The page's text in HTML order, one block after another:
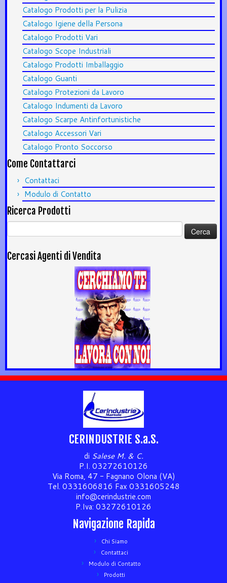
Catalogo Prodotti per la Pulizia
Catalogo Igiene della Persona
Catalogo Prodotti Vari
Catalogo Scope Industriali
Catalogo Prodotti Imballaggio
Catalogo Guanti
Catalogo Protezioni da Lavoro
Catalogo Indumenti da Lavoro
Catalogo Scarpe Antinfortunistiche
Catalogo Accessori Vari
Catalogo Pronto Soccorso
Come Contattarci
Contattaci
Modulo di Contatto
Ricerca Prodotti
Ricerca
per:
Cercasi Agenti di Vendita
CERINDUSTRIE S.a.S.
di Salese M. & C.
P.I. 03272610126
Via Roma, 47 - Fagnano Olona (VA)
Tel. 0331606816 Fax 0331605248
info@cerindustrie.com
P.Iva: 03272610126
Navigazione Rapida
Chi Siamo
Contattaci
Modulo di Contatto
Prodotti